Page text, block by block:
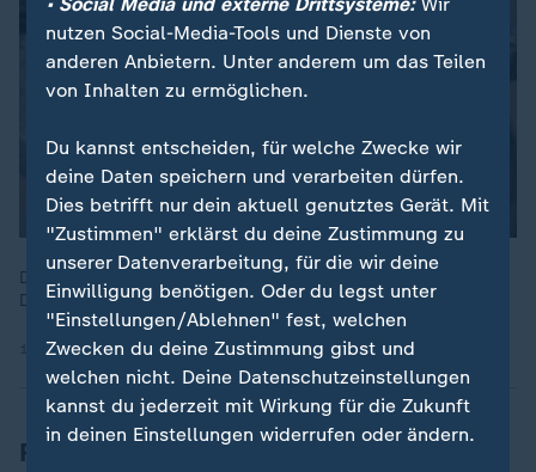
Die Reform bei der Altersvorsorge war 2025 eines der großen
Debattenthemen.
17.12.2025 | 1:37 min
Rente wird voraussichtlich steigen
nutzen Social-Media-Tools und Dienste von
anderen Anbietern. Unter anderem um das Teilen
von Inhalten zu ermöglichen.
Du kannst entscheiden, für welche Zwecke wir
deine Daten speichern und verarbeiten dürfen.
Dies betrifft nur dein aktuell genutztes Gerät. Mit
"Zustimmen" erklärst du deine Zustimmung zu
unserer Datenverarbeitung, für die wir deine
Einwilligung benötigen. Oder du legst unter
"Einstellungen/Ablehnen" fest, welchen
Zwecken du deine Zustimmung gibst und
welchen nicht. Deine Datenschutzeinstellungen
kannst du jederzeit mit Wirkung für die Zukunft
in deinen Einstellungen widerrufen oder ändern.